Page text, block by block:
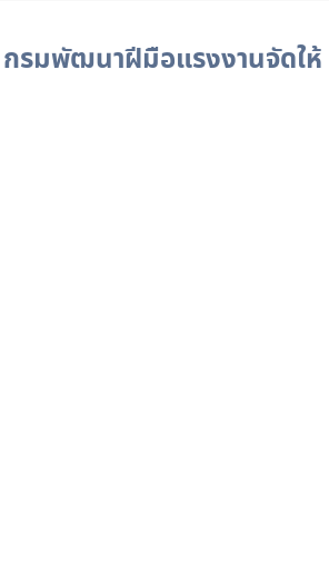
รมพัฒนาฝีมือแรงงานจัดให้